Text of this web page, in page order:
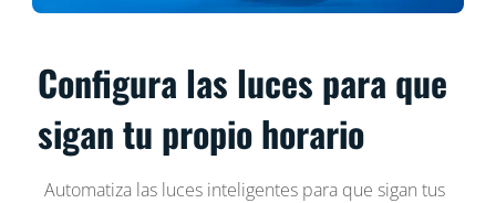
Configura las luces para que
sigan tu propio horario
Automatiza las luces inteligentes para que sigan tus